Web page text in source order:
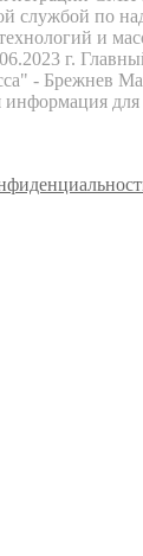
службой по
и
г.
- Брежнев
информация